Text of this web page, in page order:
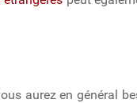
aurez en général